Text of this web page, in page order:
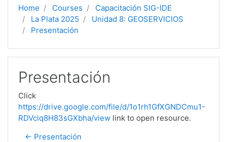
Home Courses
Capacitación SIG-IDE
La Plata 2025
Unidad 8: GEOSERVICIOS
Presentación
Presentación
Click
https://drive.google.com/file/d/1o1rh1GfXGNDCmu1-
RDVciq8H83sGXbha/view link to open resource.
← Presentación